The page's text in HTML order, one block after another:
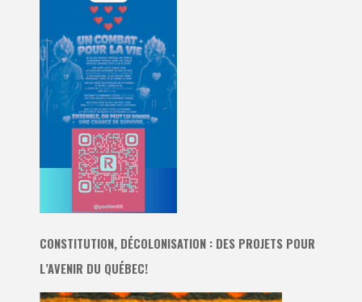
CONSTITUTION, DÉCOLONISATION : DES PROJETS POUR
L’AVENIR DU QUÉBEC!